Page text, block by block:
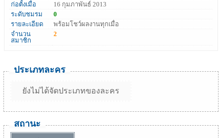
ก่อตั้งเมื่อ
16 กุมภาพันธ์ 2013
ระดับชมรม
0
รายละเอียด
พร้อมโชว์ผลงานทุกเมื่อ
จำนวน
สมาชิก
2
ประเภทละคร
ยังไม่ได้จัดประเภทของละคร
สถานะ